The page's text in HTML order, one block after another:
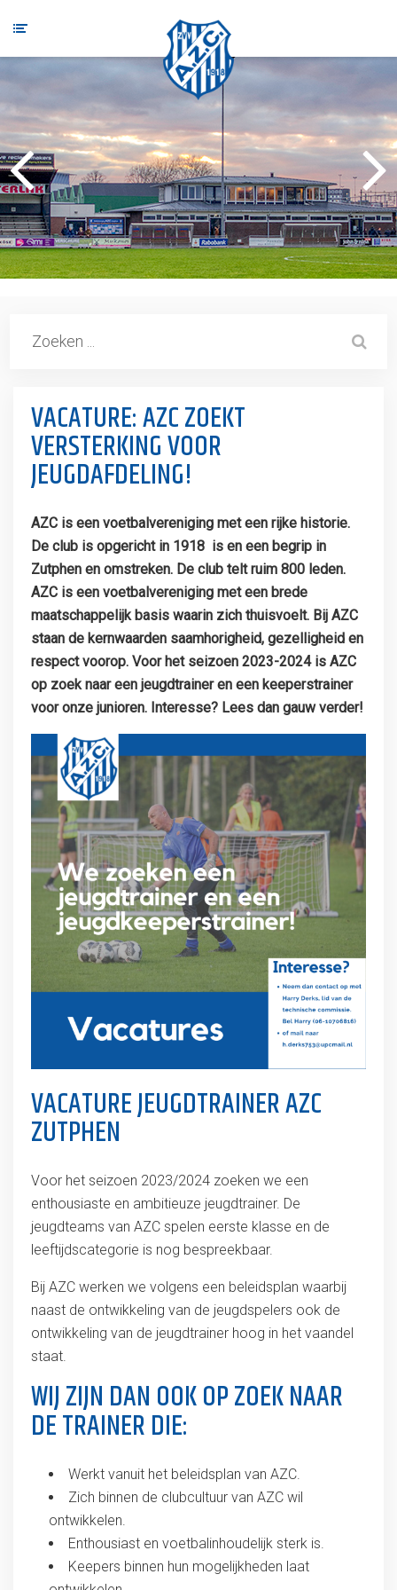
VACATURE: AZC ZOEKT
VERSTERKING VOOR
JEUGDAFDELING!
AZC is een voetbalvereniging met een rijke historie.
De club is opgericht in 1918 is en een begrip in
Zutphen en omstreken. De club telt ruim 800 leden.
AZC is een voetbalvereniging met een brede
maatschappelijk basis waarin zich thuisvoelt. Bij AZC
staan de kernwaarden saamhorigheid, gezelligheid en
respect voorop. Voor het seizoen 2023-2024 is AZC
op zoek naar een jeugdtrainer en een keeperstrainer
voor onze junioren. Interesse? Lees dan gauw verder!
VACATURE JEUGDTRAINER AZC
ZUTPHEN
Voor het seizoen 2023/2024 zoeken we een
enthousiaste en ambitieuze jeugdtrainer. De
jeugdteams van AZC spelen eerste klasse en de
leeftijdscategorie is nog bespreekbaar.
Bij AZC werken we volgens een beleidsplan waarbij
naast de ontwikkeling van de jeugdspelers ook de
ontwikkeling van de jeugdtrainer hoog in het vaandel
staat.
WIJ ZIJN DAN OOK OP ZOEK NAAR
DE TRAINER DIE:
Werkt vanuit het beleidsplan van AZC.
Zich binnen de clubcultuur van AZC wil
ontwikkelen.
Enthousiast en voetbalinhoudelijk sterk is.
Keepers binnen hun mogelijkheden laat